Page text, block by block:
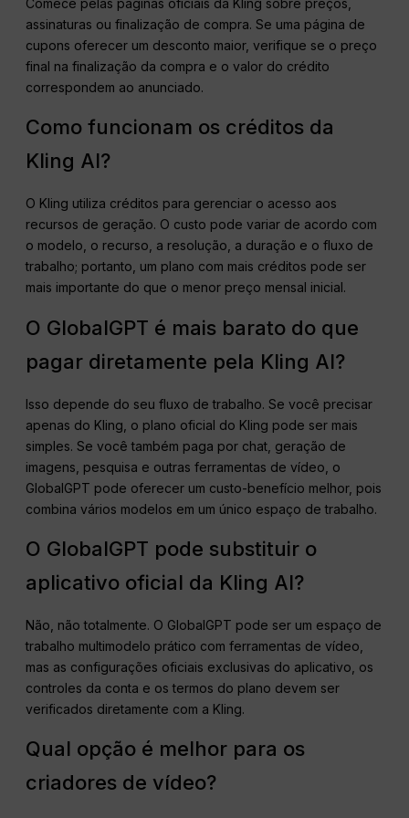
assinaturas ou finalização de compra. Se uma página de
cupons oferecer um desconto maior, verifique se o preço
final na finalização da compra e o valor do crédito
correspondem ao anunciado.
Como funcionam os créditos da
Kling AI?
O Kling utiliza créditos para gerenciar o acesso aos
recursos de geração. O custo pode variar de acordo com
o modelo, o recurso, a resolução, a duração e o fluxo de
trabalho; portanto, um plano com mais créditos pode ser
mais importante do que o menor preço mensal inicial.
O GlobalGPT é mais barato do que
pagar diretamente pela Kling AI?
Isso depende do seu fluxo de trabalho. Se você precisar
apenas do Kling, o plano oficial do Kling pode ser mais
simples. Se você também paga por chat, geração de
imagens, pesquisa e outras ferramentas de vídeo, o
GlobalGPT pode oferecer um custo-benefício melhor, pois
combina vários modelos em um único espaço de trabalho.
O GlobalGPT pode substituir o
aplicativo oficial da Kling AI?
Não, não totalmente. O GlobalGPT pode ser um espaço de
trabalho multimodelo prático com ferramentas de vídeo,
mas as configurações oficiais exclusivas do aplicativo, os
controles da conta e os termos do plano devem ser
verificados diretamente com a Kling.
Qual opção é melhor para os
criadores de vídeo?